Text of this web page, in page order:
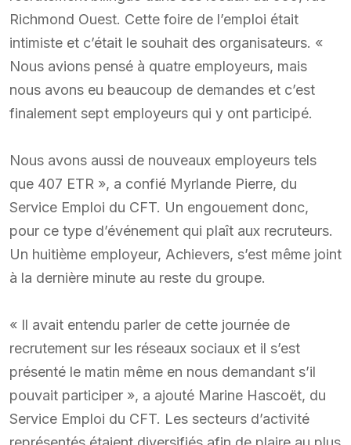
Richmond Ouest. Cette foire de l’emploi était
intimiste et c’était le souhait des organisateurs. «
Nous avions pensé à quatre employeurs, mais
nous avons eu beaucoup de demandes et c’est
finalement sept employeurs qui y ont participé.
Nous avons aussi de nouveaux employeurs tels
que 407 ETR », a confié Myrlande Pierre, du
Service Emploi du CFT. Un engouement donc,
pour ce type d’événement qui plaît aux recruteurs.
Un huitième employeur, Achievers, s’est même joint
à la dernière minute au reste du groupe.
« Il avait entendu parler de cette journée de
recrutement sur les réseaux sociaux et il s’est
présenté le matin même en nous demandant s’il
pouvait participer », a ajouté Marine Hascoët, du
Service Emploi du CFT. Les secteurs d’activité